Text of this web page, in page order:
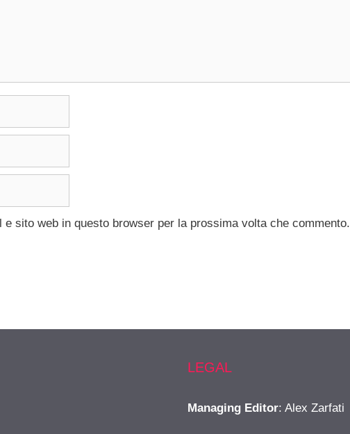
e sito web in questo browser per la prossima volta che commento.
LEGAL
Managing Editor: Alex Zarfati